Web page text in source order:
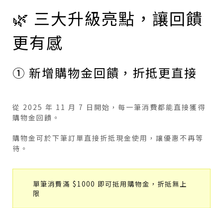
🌿 三大升級亮點，讓回饋
更有感
① 新增購物金回饋，折抵更直接
從 2025 年 11 月 7 日開始，每一筆消費都能直接獲得
購物金回饋。
購物金可於下筆訂單直接折抵現金使用，讓優惠不再等
待。
單筆消費滿 $1000 即可抵用購物金，折抵無上
限